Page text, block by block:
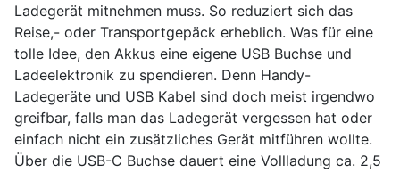
Ladegerät mitnehmen muss. So reduziert sich das
Reise,- oder Transportgepäck erheblich. Was für eine
tolle Idee, den Akkus eine eigene USB Buchse und
Ladeelektronik zu spendieren. Denn Handy-
Ladegeräte und USB Kabel sind doch meist irgendwo
greifbar, falls man das Ladegerät vergessen hat oder
einfach nicht ein zusätzliches Gerät mitführen wollte.
Über die USB-C Buchse dauert eine Vollladung ca. 2,5